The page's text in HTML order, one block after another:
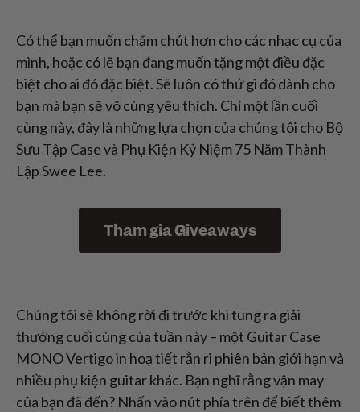
Có thể bạn muốn chăm chút hơn cho các nhạc cụ của
mình, hoặc có lẽ bạn đang muốn tặng một điều đặc
biệt cho ai đó đặc biệt. Sẽ luôn có thứ gì đó dành cho
bạn mà bạn sẽ vô cùng yêu thích. Chỉ một lần cuối
cùng này, đây là những lựa chọn của chúng tôi cho Bộ
Sưu Tập Case và Phụ Kiện Kỷ Niệm 75 Năm Thành
Lập Swee Lee.
Tham gia Giveaways
Chúng tôi sẽ không rời đi trước khi tung ra giải
thưởng cuối cùng của tuần này – một Guitar Case
MONO Vertigo in hoạ tiết rằn ri phiên bản giới hạn và
nhiều phụ kiện guitar khác. Bạn nghĩ rằng vận may
của bạn đã đến? Nhấn vào nút phía trên để biết thêm